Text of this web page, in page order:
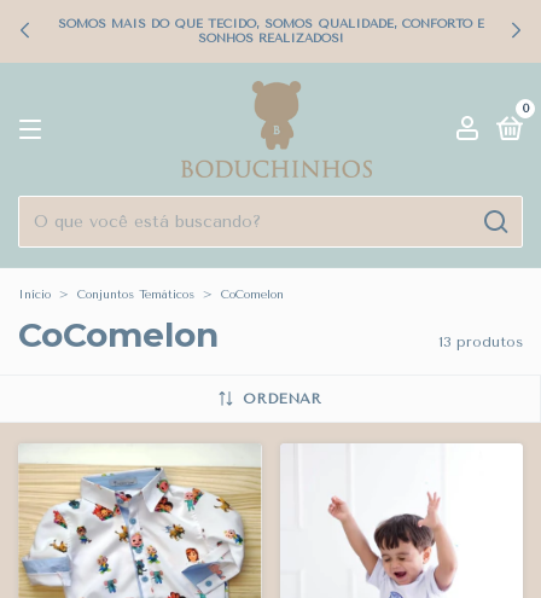
SOMOS MAIS DO QUE TECIDO, SOMOS QUALIDADE, CONFORTO E
SONHOS REALIZADOS!
0
Início > Conjuntos Temáticos > CoComelon
CoComelon 13 produtos
ORDENAR